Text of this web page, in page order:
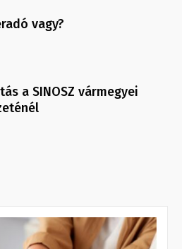
vagy?
a SINOSZ vármegyei